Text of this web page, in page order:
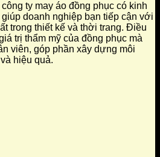
ty may áo đồng phục có kinh
doanh nghiệp bạn tiếp cận với
trong thiết kế và thời trang. Điều
trị thẩm mỹ của đồng phục mà
viên, góp phần xây dựng môi
hiệu quả.